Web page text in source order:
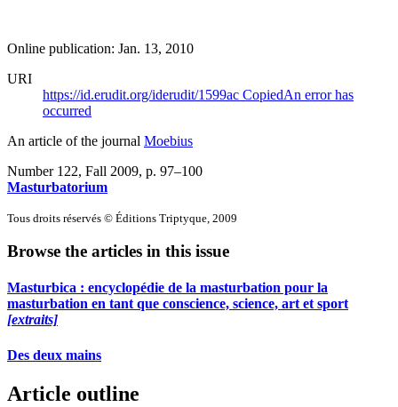
Online publication: Jan. 13, 2010
URI
https://id.erudit.org/iderudit/1599ac CopiedAn error has
occurred
An article of the journal Moebius
Number 122, Fall 2009, p. 97–100
Masturbatorium
Tous droits réservés © Éditions Triptyque, 2009
Browse the articles in this issue
Masturbica : encyclopédie de la masturbation pour la
masturbation en tant que conscience, science, art et sport
[extraits]
Des deux mains
Article outline